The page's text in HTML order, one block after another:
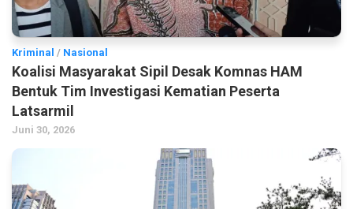
Kriminal / Nasional
Koalisi Masyarakat Sipil Desak Komnas HAM
Bentuk Tim Investigasi Kematian Peserta
Latsarmil
Juni 30, 2026